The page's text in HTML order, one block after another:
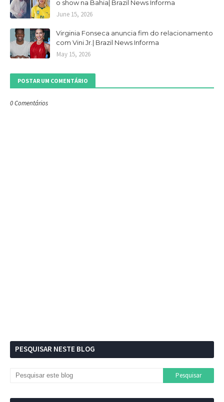
o show na Bahia| Brazil News Informa
June 15, 2026
Virginia Fonseca anuncia fim do relacionamento
com Vini Jr.| Brazil News Informa
May 15, 2026
POSTAR UM COMENTÁRIO
0 Comentários
PESQUISAR NESTE BLOG